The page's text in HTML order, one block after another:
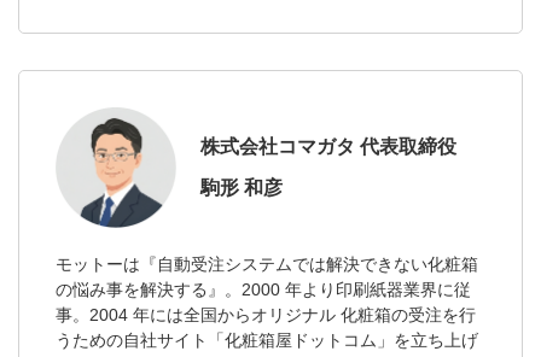
株式会社コマガタ 代表取締役
駒形 和彦
モットーは『自動受注システムでは解決できない化粧箱
の悩み事を解決する』。2000 年より印刷紙器業界に従
事。2004 年には全国からオリジナル 化粧箱の受注を行
うための自社サイト「化粧箱屋ドットコム」を立ち上げ